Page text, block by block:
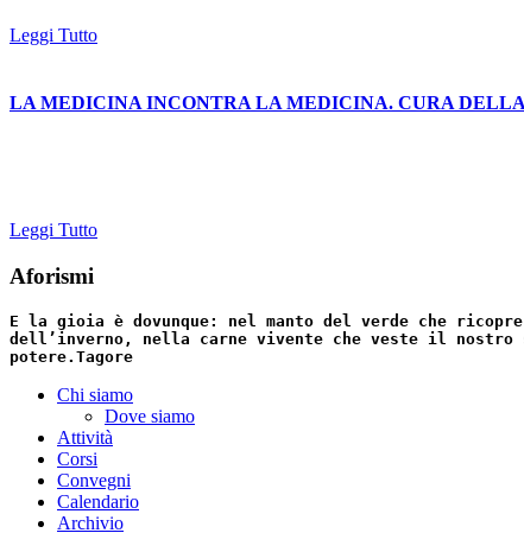
Leggi Tutto
LA MEDICINA INCONTRA LA MEDICINA. CURA DELLA
Leggi Tutto
Aforismi
E la gioia è dovunque: nel manto del verde che
dell’inverno, nella carne vivente che veste il
potere. Tagore
Chi siamo
Dove siamo
Attività
Corsi
Convegni
Calendario
Archivio